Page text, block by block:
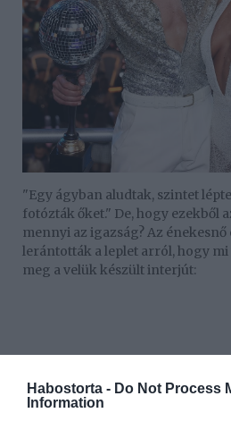
Habostorta - Do Not Process
Information
"Egy ágyban aludtak, szintet
fotózták őket." De, hogy ezekből
mennyi az igazság? Az
lerántották a leplet arról, hogy
meg a velük készült interjút: